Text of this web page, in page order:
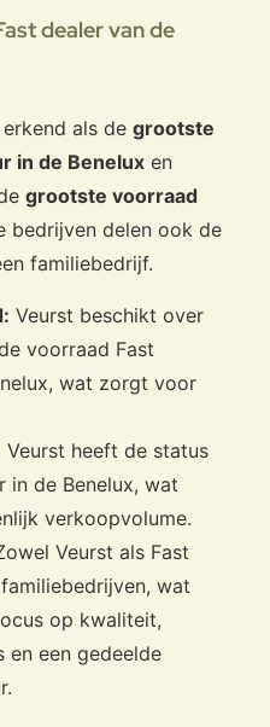
dealer van de
als de grootste
in de Benelux en
grootste voorraad
bedrijven delen ook de
familiebedrijf.
Veurst beschikt over
voorraad Fast
wat zorgt voor
Veurst heeft de status
in de Benelux, wat
verkoopvolume.
Veurst als Fast
wat
op kwaliteit,
en een gedeelde